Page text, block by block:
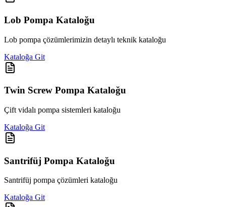
Lob Pompa Kataloğu
Lob pompa çözümlerimizin detaylı teknik kataloğu
Kataloğa Git
Twin Screw Pompa Kataloğu
Çift vidalı pompa sistemleri kataloğu
Kataloğa Git
Santrifüj Pompa Kataloğu
Santrifüj pompa çözümleri kataloğu
Kataloğa Git